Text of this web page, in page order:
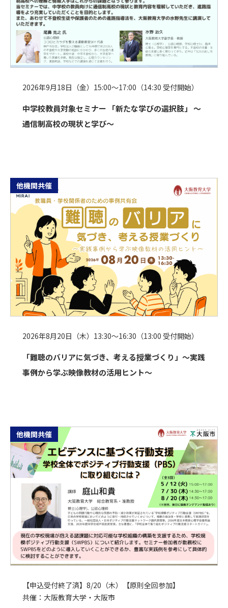
2026年9月18日（金）15:00～17:00（14:30 受付開始）
中学校教員対象セミナー 「新たな学びの選択肢」 ～
通信制高校の現状と学び～
他機関共催
2026年8月20日（木）13:30～16:30（13:00 受付開始）
「難聴のバリアに気づき、考える授業づくり」〜実践
事例から学ぶ映像教材の活用ヒント〜
他機関共催
【申込受付終了済】8/20（木）【原則全回参加】
共催：大阪教育大学・大阪市